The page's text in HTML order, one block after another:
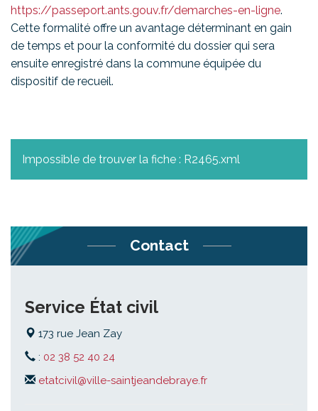
https://passeport.ants.gouv.fr/demarches-en-ligne.
Cette formalité offre un avantage déterminant en gain
de temps et pour la conformité du dossier qui sera
ensuite enregistré dans la commune équipée du
dispositif de recueil.
Impossible de trouver la fiche : R2465.xml
Contact
Service État civil
173 rue Jean Zay
: 02 38 52 40 24
etatcivil@ville-saintjeandebraye.fr